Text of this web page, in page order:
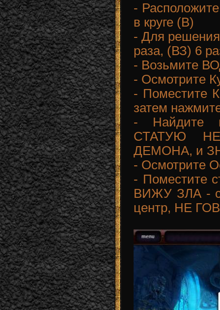
-
в круге (В)
- Для
раза, (ВЗ) 6
- Возьмите
- Осмотрите
- Поместите
затем
- Найдите
СТАТУЮ
ДЕМОНА, и
- Осмотрите
- Поместите
ВИЖУ ЗЛА -
центр, НЕ